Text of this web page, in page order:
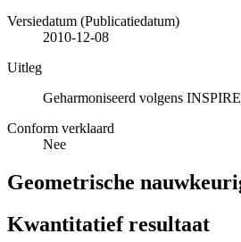
Versiedatum (Publicatiedatum)
2010-12-08
Uitleg
Geharmoniseerd volgens
Conform verklaard
Nee
Geometrische
Kwantitatief resultaat